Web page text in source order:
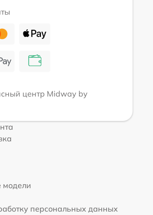
центр Midway by
модели
персональных данных